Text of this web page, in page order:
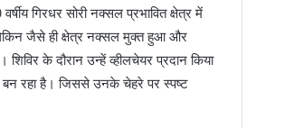
गिरधर सोरी नक्सल प्रभावित क्षेत्र में
जैसे ही क्षेत्र नक्सल मुक्त हुआ और
के दौरान उन्हें व्हीलचेयर प्रदान किया
बन रहा है। जिससे उनके चेहरे पर स्पष्ट